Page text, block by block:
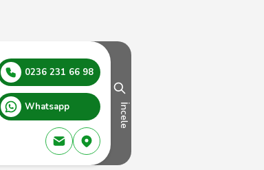
0236 231 66 98
Whatsapp İncele